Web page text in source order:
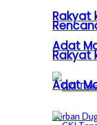
Rakyat
Adat
Rakyat
Adat